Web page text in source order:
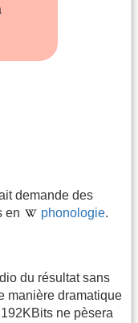
demande des
en
phonologie.
du résultat sans
manière dramatique
ne pèsera